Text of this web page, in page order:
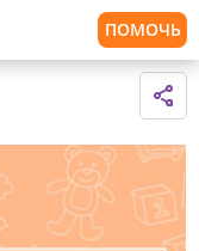
ПОМОЧЬ